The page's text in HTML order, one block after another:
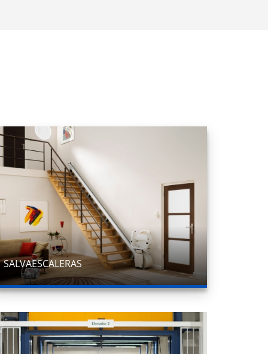
SALVAESCALERAS